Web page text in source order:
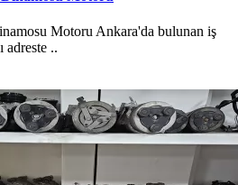
Motoru Ankara'da bulunan iş
adreste ..